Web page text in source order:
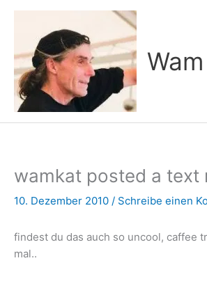
Zum
springen
wamkat posted a text
10. Dezember 2010 / Schreibe einen
findest du das auch so uncool, caffee
mal..